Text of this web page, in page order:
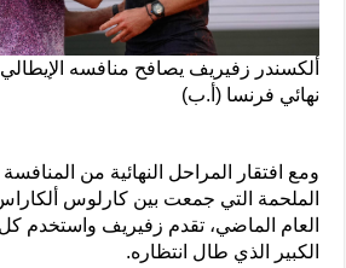
ألكسندر زفيريف يصافح منافسه الإيطالي
نهائي فرنسا (أ.ب)
ومع افتقار المراحل النهائية من
الملحمة التي جمعت بين كارلوس
العام الماضي، تقدم زفيريف واستخدم
الكبير الذي طال انتظاره.